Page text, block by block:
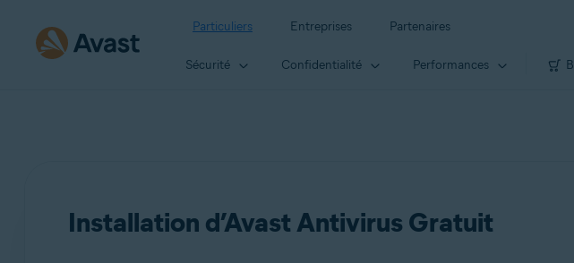
Particuliers Entreprises Partenaires
Sécurité Confidentialité Performances
Installation d’Avast Antivirus Gratuit